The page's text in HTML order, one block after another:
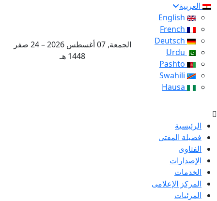
العربية
English
French
Deutsch
Urdu
Pashto
Swahili
Hausa
الجمعة, 07 أغسطس 2026 – 24 صفر
1448 هـ
الرئيسية
فضيلة المفتى
الفتاوى
الإصدارات
الخدمات
المركز الإعلامى
المرئيات